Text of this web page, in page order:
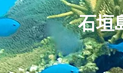
石垣